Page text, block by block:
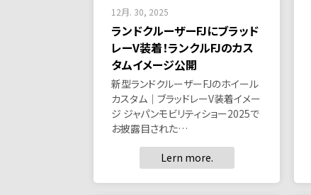
12月. 30, 2025
ランドクルーザーFJにブラッド
レーV装着！ランクルFJのカス
タムイメージ公開
新型ランドクルーザーFJのホイール
カスタム｜ブラッドレーV装着イメー
ジ ジャパンモビリティショー2025で
お披露目された…
Lern more.